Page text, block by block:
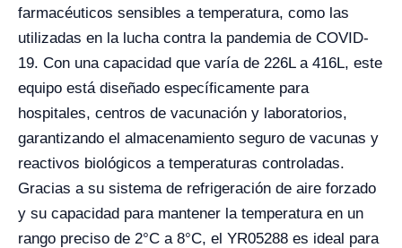
farmacéuticos sensibles a temperatura, como las
utilizadas en la lucha contra la pandemia de COVID-
19. Con una capacidad que varía de 226L a 416L, este
equipo está diseñado específicamente para
hospitales, centros de vacunación y laboratorios,
garantizando el almacenamiento seguro de vacunas y
reactivos biológicos a temperaturas controladas.
Gracias a su sistema de refrigeración de aire forzado
y su capacidad para mantener la temperatura en un
rango preciso de 2°C a 8°C, el YR05288 es ideal para